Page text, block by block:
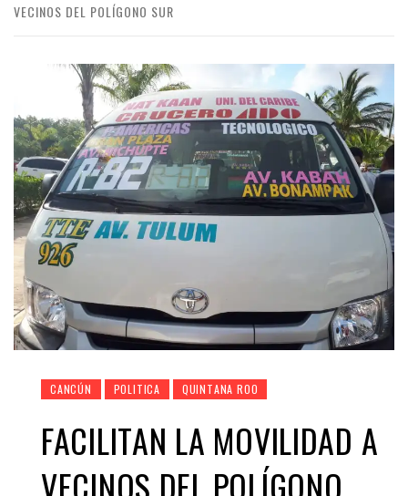
VECINOS DEL POLÍGONO SUR
CANCÚN POLITICA QUINTANA ROO
FACILITAN LA MOVILIDAD A
VECINOS DEL POLÍGONO